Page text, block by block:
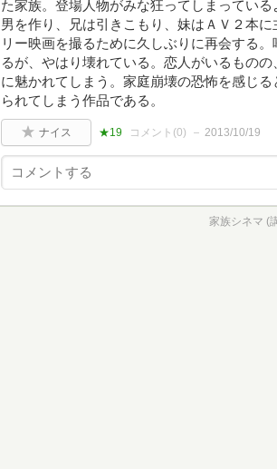
た家族。登場人物がみな狂ってしまってい
男を作り、兄は引きこもり、妹はＡＶ２本
リー映画を撮るために久しぶりに再会する
るが、やはり壊れている。恋人がいるもの
に魅かれてしまう。家庭崩壊の恐怖を感じ
られてしまう作品である。
ナイス ★19 コメント(0) 2013/10/19
家族シネマ (